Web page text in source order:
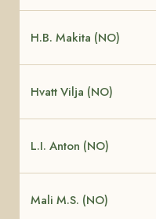
H.B. Makita (NO)
Hvatt Vilja (NO)
L.I. Anton (NO)
Mali M.S. (NO)